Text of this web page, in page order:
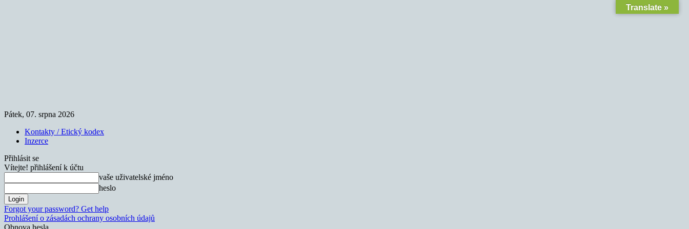
Pátek, 07. srpna 2026
Kontakty / Etický kodex
Inzerce
Přihlásit se
Vítejte! přihlášení k účtu
vaše uživatelské jméno
heslo
Forgot your password? Get help
Prohlášení o zásadách ochrany osobních údajů
Obnova hesla
Translate »